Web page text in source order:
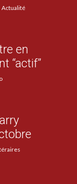
Actualité
en
“actif”